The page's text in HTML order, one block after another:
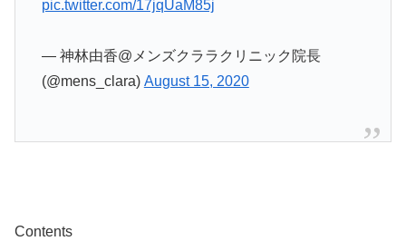
pic.twitter.com/17jqUaM85j
— 神林由香@メンズクララクリニック院長
(@mens_clara) August 15, 2020
Contents